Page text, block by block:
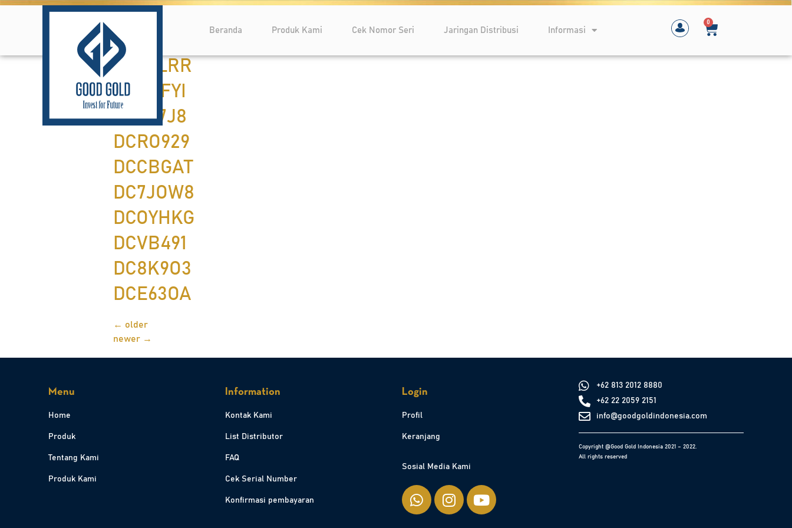
Beranda Produk Kami Cek Nomor Seri Jaringan Distribusi Informasi
0
DCCJLRR
DCFHFYI
DCP67J8
DCRO929
DCCBGAT
DC7JOW8
DCOYHKG
DCVB491
DC8K9O3
DCE63OA
← older
newer →
Menu
Home
Produk
Tentang Kami
Produk Kami
Information
Kontak Kami
List Distributor
FAQ
Cek Serial Number
Konfirmasi pembayaran
Login
Profil
Keranjang
Sosial Media Kami
+62 813 2012 8880
+62 22 2059 2151
info@goodgoldindonesia.com
Copyright @Good Gold Indonesia 2021 – 2022.
All rights reserved